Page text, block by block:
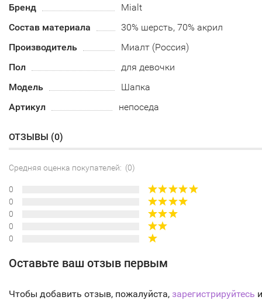
Бренд
Mialt
Состав материала
30% шерсть, 70% акрил
Производитель
Миалт (Россия)
Пол
для девочки
Модель
Шапка
Артикул
непоседа
ОТЗЫВЫ (0)
Средняя оценка покупателей: (0)
0
0
0
0
0
Оставьте ваш отзыв первым
Чтобы добавить отзыв, пожалуйста, зарегистрируйтесь